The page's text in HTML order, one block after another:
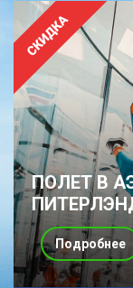
ПОЛЕТ В
Подробнее